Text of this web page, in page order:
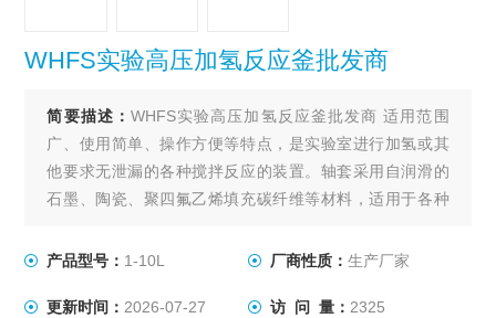
WHFS实验高压加氢反应釜批发商
简要描述： WHFS实验高压加氢反应釜批发商 适用范围
广、使用简单、操作方便等特点，是实验室进行加氢或其
他要求无泄漏的各种搅拌反应的装置。轴套采用自润滑的
石墨、陶瓷、聚四氟乙烯填充碳纤维等材料，适用于各种
产品型号： 1-10L 厂商性质： 生产厂家
更新时间： 2026-07-27 访 问 量： 2325